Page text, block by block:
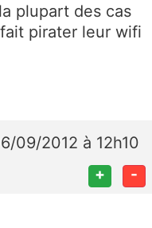
plupart des cas
pirater leur wifi
09/2012 à 12h10
+ -